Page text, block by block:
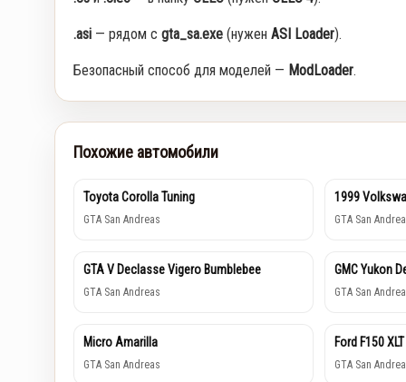
.asi — рядом с gta_sa.exe (нужен ASI Loader).
Безопасный способ для моделей — ModLoader.
Похожие автомобили
Toyota Corolla Tuning
GTA San Andreas
1999
GTA San
GTA V Declasse Vigero Bumblebee
GTA San Andreas
GMC Yukon
GTA San
Micro Amarilla
GTA San Andreas
Ford F150 XLT
GTA San